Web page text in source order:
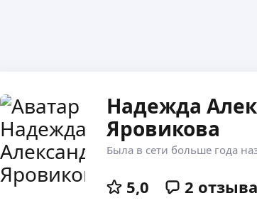
Надежда
Яровикова
Была в сети больше года
5,0 2